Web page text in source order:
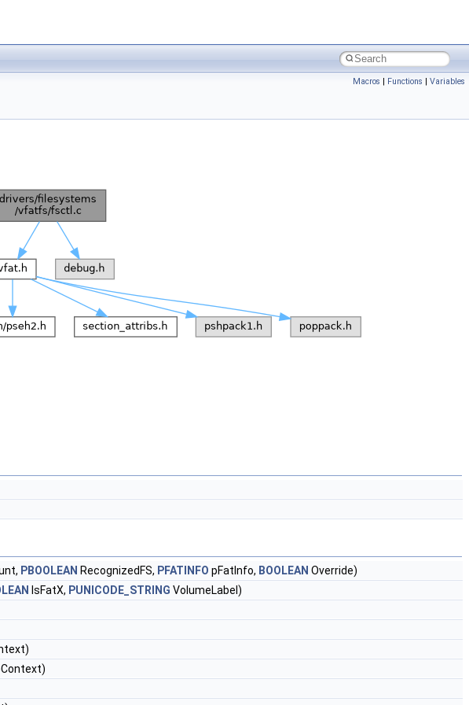
Macros | Functions | Variables
PBOOLEAN RecognizedFS, PFATINFO pFatInfo, BOOLEAN Override)
IsFatX, PUNICODE_STRING VolumeLabel)